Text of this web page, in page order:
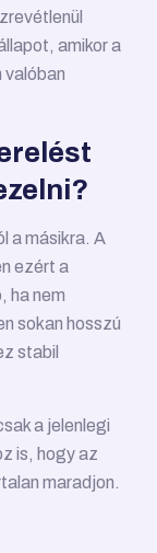
amikor a
valóban
a másikra. A
ezért a
ha nem
sokan hosszú
stabil
a jelenlegi
is, hogy az
maradjon.